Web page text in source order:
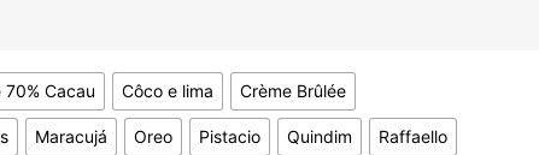
Cacau Côco e lima Crème Brûlée
Maracujá Oreo Pistacio Quindim Raffaello